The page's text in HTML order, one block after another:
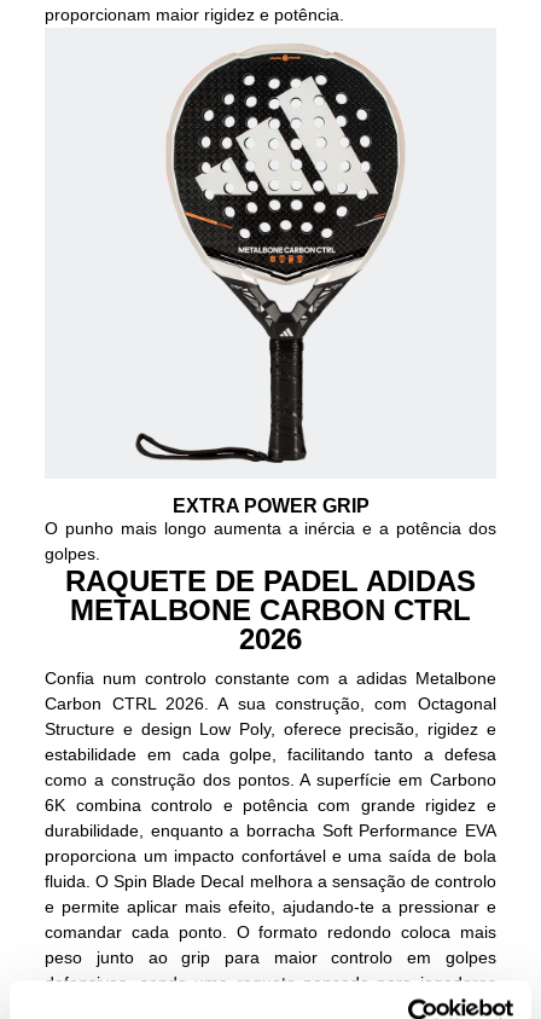
proporcionam maior rigidez e potência.
EXTRA POWER GRIP
O punho mais longo aumenta a inércia e a potência dos
golpes.
RAQUETE DE PADEL ADIDAS
METALBONE CARBON CTRL
2026
Confia num controlo constante com a adidas Metalbone
Carbon CTRL 2026. A sua construção, com Octagonal
Structure e design Low Poly, oferece precisão, rigidez e
estabilidade em cada golpe, facilitando tanto a defesa
como a construção dos pontos. A superfície em Carbono
6K combina controlo e potência com grande rigidez e
durabilidade, enquanto a borracha Soft Performance EVA
proporciona um impacto confortável e uma saída de bola
fluida. O Spin Blade Decal melhora a sensação de controlo
e permite aplicar mais efeito, ajudando-te a pressionar e
comandar cada ponto. O formato redondo coloca mais
peso junto ao grip para maior controlo em golpes
defensivos, sendo uma raquete pensada para jogadores
de alto nível que procuram desempenho constante do